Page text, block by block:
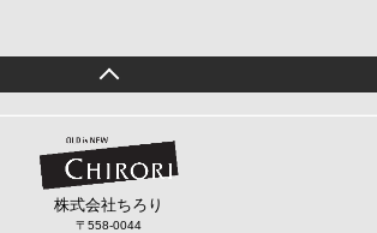
株式会社ちろり
〒558-0044